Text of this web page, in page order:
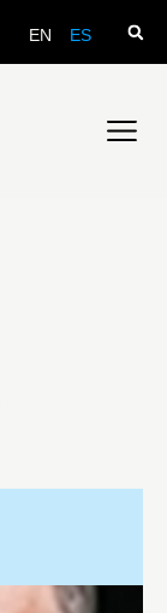
EN ES